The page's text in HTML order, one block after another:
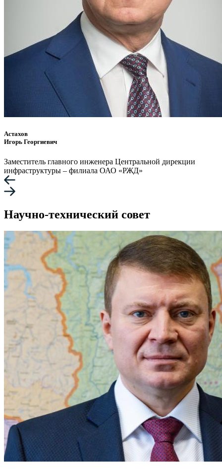
Астахов
Игорь Георгиевич
Заместитель главного инженера Центральной дирекции
инфраструктуры – филиала ОАО «РЖД»
Научно-технический совет